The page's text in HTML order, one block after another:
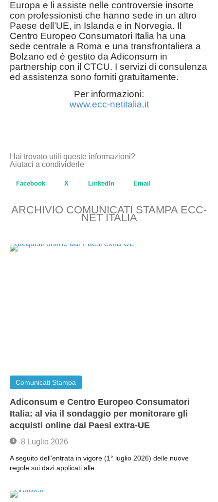
Europa e li assiste nelle controversie insorte
con professionisti che hanno sede in un altro
Paese dell’UE, in Islanda e in Norvegia. Il
Centro Europeo Consumatori Italia ha una
sede centrale a Roma e una transfrontaliera a
Bolzano ed è gestito da Adiconsum in
partnership con il CTCU. I servizi di consulenza
ed assistenza sono forniti gratuitamente.
Per informazioni:
www.ecc-netitalia.it
Hai trovato utili queste informazioni?
Aiutaci a condividerle
Facebook X LinkedIn Email
ARCHIVIO COMUNICATI STAMPA ECC-
NET ITALIA
Comunicati Stampa
Adiconsum e Centro Europeo Consumatori
Italia: al via il sondaggio per monitorare gli
acquisti online dai Paesi extra-UE
8 Luglio 2026
A seguito dell’entrata in vigore (1° luglio 2026) delle nuove
regole sui dazi applicati alle…